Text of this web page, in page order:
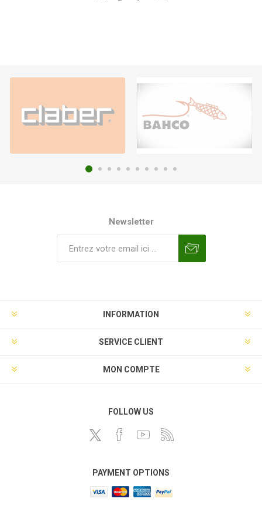
Newsletter
INFORMATION
SERVICE CLIENT
MON COMPTE
FOLLOW US
PAYMENT OPTIONS